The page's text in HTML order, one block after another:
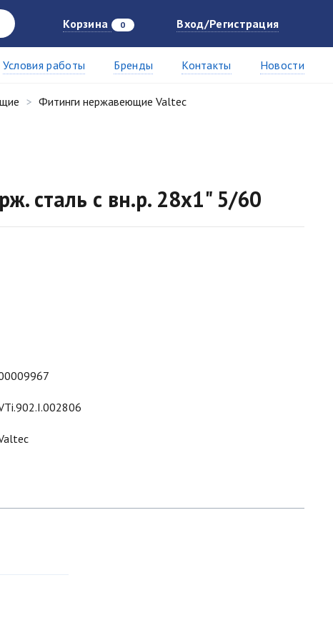
Корзина 0 Вход/Регистрация
Условия работы Бренды Контакты Новости
Фитинги нержавеющие Valtec
сталь с вн.р. 28х1" 5/60